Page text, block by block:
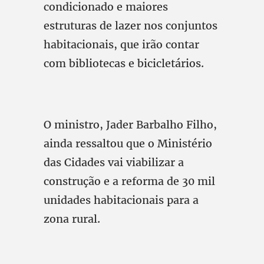
condicionado e maiores
estruturas de lazer nos conjuntos
habitacionais, que irão contar
com bibliotecas e bicicletários.
O ministro, Jader Barbalho Filho,
ainda ressaltou que o Ministério
das Cidades vai viabilizar a
construção e a reforma de 30 mil
unidades habitacionais para a
zona rural.